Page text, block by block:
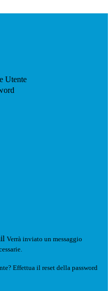
Utente
Verrà inviato un messaggio
Effettua il reset della password